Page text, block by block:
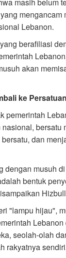
masih belum
mengancam
Lebanon.
berafiliasi
akan
ke
pemerintah
bersatu
dan
dengan musuh
bentuk
"lampu hijau",
seolah-olah
rakyatnya